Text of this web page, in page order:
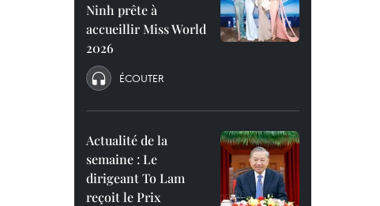
Ninh prête à
accueillir Miss World
2026
ÉCOUTER
Actualité de la
semaine : Le
dirigeant To Lam
reçoit le Prix